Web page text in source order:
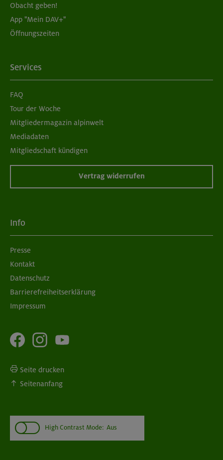
Obacht geben!
App "Mein DAV+"
Öffnungszeiten
Services
FAQ
Tour der Woche
Mitgliedermagazin alpinwelt
Mediadaten
Mitgliedschaft kündigen
Vertrag widerrufen
Info
Presse
Kontakt
Datenschutz
Barrierefreiheitserklärung
Impressum
Seite drucken
Seitenanfang
High Contrast Mode: Aus